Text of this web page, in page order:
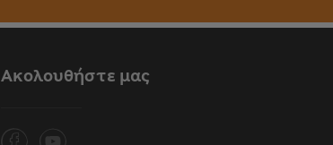
Ακολουθήστε μας